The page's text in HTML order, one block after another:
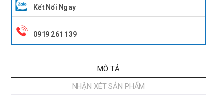
Kết Nối Ngay
0919 261 139
MÔ TẢ
NHẬN XÉT SẢN PHẨM